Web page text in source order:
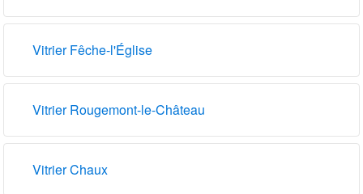
Vitrier Fêche-l'Église
Vitrier Rougemont-le-Château
Vitrier Chaux